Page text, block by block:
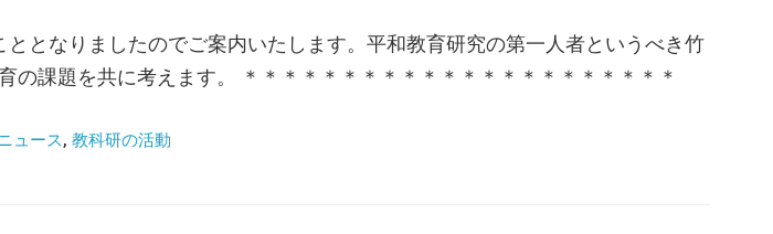
となりましたのでご案内いたします。平和教育研究の第一人者というべき竹
の課題を共に考えます。 ＊＊＊＊＊＊＊＊＊＊＊＊＊＊＊＊＊＊＊＊＊＊
ュース, 教科研の活動